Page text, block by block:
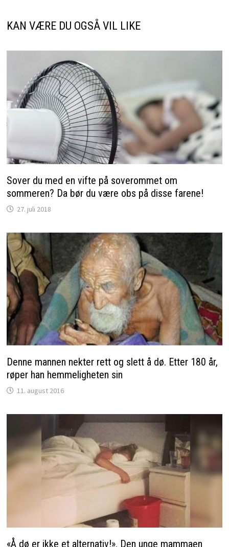
KAN VÆRE DU OGSÅ VIL LIKE
Sover du med en vifte på soverommet om
sommeren? Da bør du være obs på disse farene!
27. juli 2018
Denne mannen nekter rett og slett å dø. Etter 180 år,
røper han hemmeligheten sin
11. august 2016
«Å dø er ikke et alternativ!». Den unge mammaen